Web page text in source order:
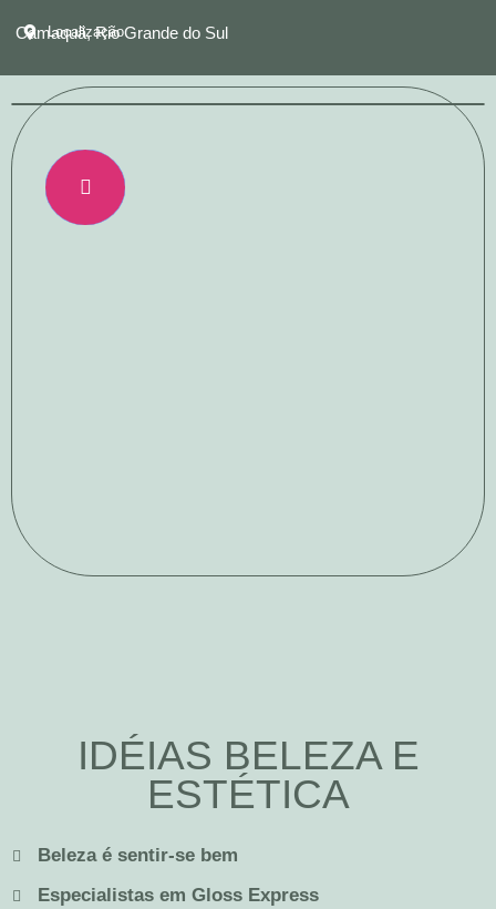
Camaquã, Rio Grande do Sul
Localização
IDÉIAS BELEZA E
ESTÉTICA
Beleza é sentir-se bem
Especialistas em Gloss Express